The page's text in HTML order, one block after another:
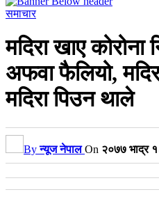
समाचार
मदिरा खाए
अफवा फैलियो,
मदिरा पिउन थाले
Byन्यूज नेपाल On २०७७ भाद्र